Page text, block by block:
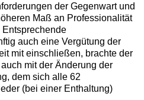
der Gegenwart und
Maß an Professionalität
auch eine Vergütung der
mit einschließen, brachte der
mit der Änderung der
dem sich alle 62
(bei einer Enthaltung)